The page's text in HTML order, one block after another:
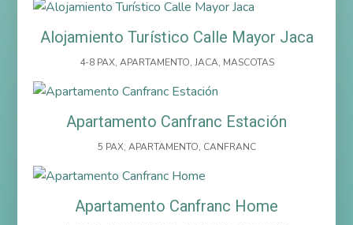
Alojamiento Turístico Calle Mayor Jaca
4-8 PAX, APARTAMENTO, JACA, MASCOTAS
Apartamento Canfranc Estación
5 PAX, APARTAMENTO, CANFRANC
Apartamento Canfranc Home